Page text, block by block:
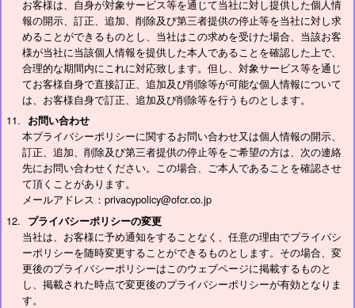
お客様は、自身が対象サービス等を通じて当社に対し提供した個人情
報の開示、訂正、追加、削除及び第三者提供の停止等を当社に対し求
めることができるものとし、当社はこの求めを受けた場合、当該お客
様が当社に当該個人情報を提供した本人であることを確認した上で、
合理的な期間内にこれに対応致します。但し、対象サービス等を通じ
てお客様自身で直接訂正、追加及び削除等が可能な個人情報について
は、お客様自身で訂正、追加及び削除等を行うものとします。
お問い合わせ
本プライバシーポリシーに関するお問い合わせ又は個人情報の開示、
訂正、追加、削除及び第三者提供の停止等をご希望の方は、次の連絡
先にお問い合わせください。この場合、ご本人であることを確認させ
て頂くことがあります。
メールアドレス：privacypolicy@ofcr.co.jp
プライバシーポリシーの変更
当社は、お客様に予め通知をすることなく、任意の理由でプライバシ
ーポリシーを随時変更することができるものとします。その場合、変
更後のプライバシーポリシーはこのウェブページに掲載するものと
し、掲載された時点で変更後のプライバシーポリシーが有効となりま
す。